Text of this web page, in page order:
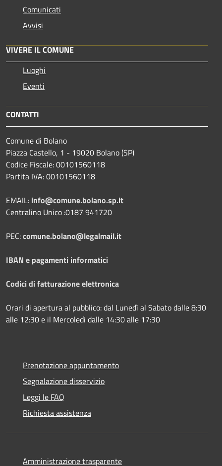
Comunicati
Avvisi
VIVERE IL COMUNE
Luoghi
Eventi
CONTATTI
Comune di Bolano
Piazza Castello, 1 - 19020 Bolano (SP)
Codice Fiscale: 00101560118
Partita IVA: 00101560118
EMAIL: info@comune.bolano.sp.it
Centralino Unico :0187 941720
PEC:comune.bolano@legalmail.it
IBAN e pagamenti informatici
Codici di fatturazione elettronica
Orari di apertura al pubblico: dal Lunedì al Sabato dalle 8:30
alle 12:30 e il Mercoledì dalle 14:30 alle 17:30
Prenotazione appuntamento
Segnalazione disservizio
Leggi le FAQ
Richiesta assistenza
Amministrazione trasparente